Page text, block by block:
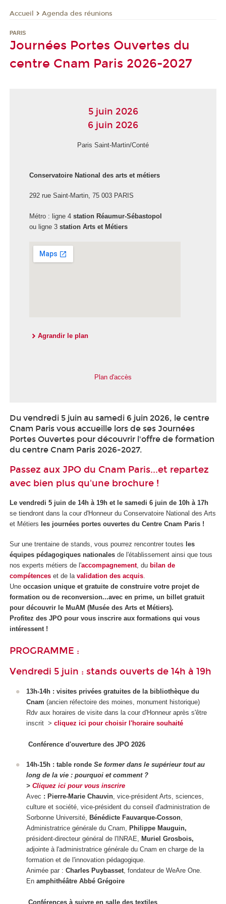
Accueil Agenda des réunions
PARIS
Journées Portes Ouvertes du
centre Cnam Paris 2026-2027
5 juin 2026
6 juin 2026
Paris Saint-Martin/Conté
Conservatoire National des arts et métiers
292 rue Saint-Martin, 75 003 PARIS
Métro : ligne 4 station Réaumur-Sébastopol
ou ligne 3 station Arts et Métiers
Agrandir le plan
Plan d'accès
Du vendredi 5 juin au samedi 6 juin 2026, le centre
Cnam Paris vous accueille lors de ses Journées
Portes Ouvertes pour découvrir l'offre de formation
du centre Cnam Paris 2026-2027.
Passez aux JPO du Cnam Paris...et repartez
avec bien plus qu'une brochure !
Le vendredi 5 juin de 14h à 19h et le samedi 6 juin de 10h à 17h
se tiendront dans la cour d'Honneur du Conservatoire National des Arts
et Métiers les journées portes ouvertes du Centre Cnam Paris !
Sur une trentaine de stands, vous pourrez rencontrer toutes les
équipes pédagogiques nationales de l'établissement ainsi que tous
nos experts métiers de l'accompagnement, du bilan de
compétences et de la validation des acquis.
Une occasion unique et gratuite de construire votre projet de
formation ou de reconversion...avec en prime, un billet gratuit
pour découvrir le MuAM (Musée des Arts et Métiers).
Profitez des JPO pour vous inscrire aux formations qui vous
intéressent !
PROGRAMME :
Vendredi 5 juin : stands ouverts de 14h à 19h
13h-14h : visites privées gratuites de la bibliothèque du
Cnam (ancien réfectoire des moines, monument historique)
Rdv aux horaires de visite dans la cour d'Honneur après s'être
inscrit > cliquez ici pour choisir l'horaire souhaité
Conférence d'ouverture des JPO 2026
14h-15h : table ronde Se former dans le supérieur tout au
long de la vie : pourquoi et comment ?
> Cliquez ici pour vous inscrire
Avec : Pierre-Marie Chauvin, vice-président Arts, sciences,
culture et société, vice-président du conseil d'administration de
Sorbonne Université, Bénédicte Fauvarque-Cosson,
Administratrice générale du Cnam, Philippe Mauguin,
président-directeur général de l'INRAE, Muriel Grosbois,
adjointe à l'administratrice générale du Cnam en charge de la
formation et de l'innovation pédagogique.
Animée par : Charles Puybasset, fondateur de WeAre One.
En amphithéâtre Abbé Grégoire
Conférences à suivre en salle des textiles